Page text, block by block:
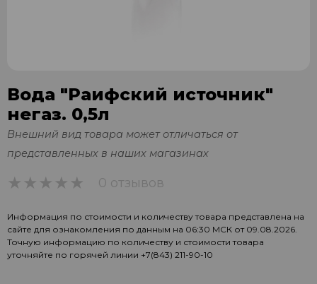
Вода "Раифский источник"
негаз. 0,5л
Внешний вид товара может отличаться от
представленных в наших магазинах
0 отзывов
Информация по стоимости и количеству товара представлена на
сайте для ознакомления по данным на 06:30 МСК от 09.08.2026.
Точную информацию по количеству и стоимости товара
уточняйте по горячей линии +7(843) 211-90-10